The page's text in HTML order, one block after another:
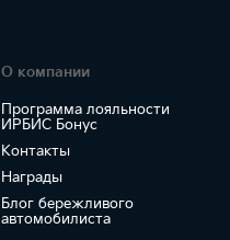
О компании
Программа лояльности
ИРБИС Бонус
Контакты
Награды
Блог бережливого
автомобилиста